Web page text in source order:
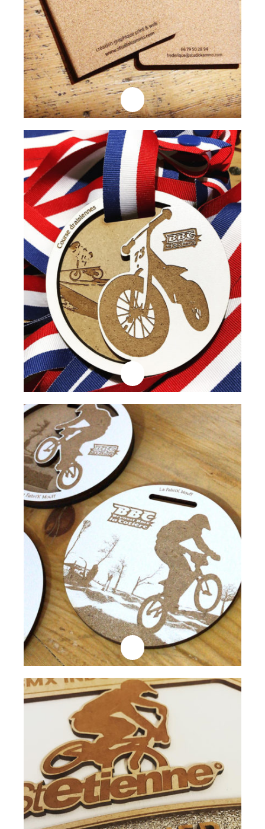
Lire la suite
Lire la suite
Professionnels
Medaille Draisienne
Lire la suite
Professionnels
Médaille Laqué Blanc
Professionnels
Plaque Trophée